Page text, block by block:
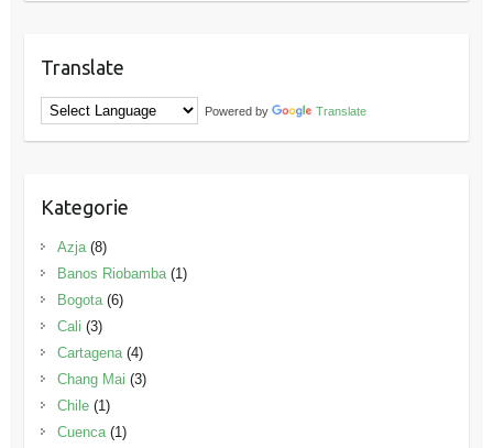
Translate
Powered by Translate
Kategorie
Azja(8)
Banos Riobamba(1)
Bogota(6)
Cali (3)
Cartagena(4)
Chang Mai (3)
Chile(1)
Cuenca(1)